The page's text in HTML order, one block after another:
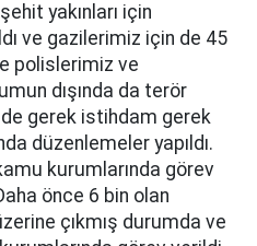
yakınları için
ve gazilerimiz için de 45
polislerimiz ve
dışında da terör
gerek istihdam gerek
düzenlemeler yapıldı.
kurumlarında görev
önce 6 bin olan
çıkmış durumda ve